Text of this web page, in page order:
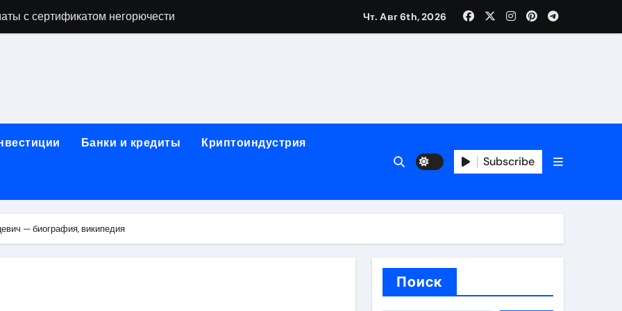
с сертификатом негорючести
и направляющих для конвейерных лент
лотков для хранения электронных компонентов
этапы строительства, проверка застройщика и сценарии оформления сделки
информация о сельскохозяйственных предприятиях
Чт. Авг 6th, 2026
Банки и кредиты Криптоиндустрия
Subscribe
— биография, википедия
Поиск